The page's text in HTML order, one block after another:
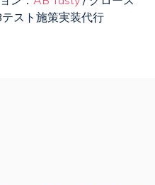
スト施策実装代行